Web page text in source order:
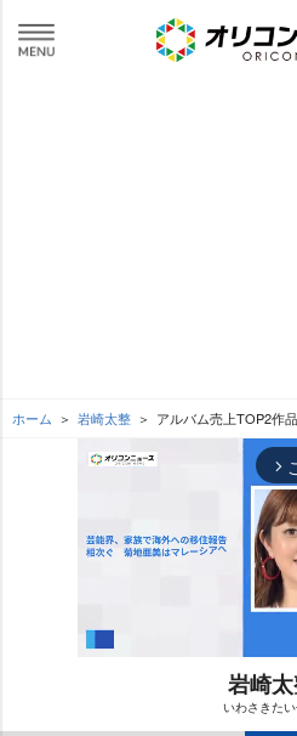
ホーム 崎太整 アルバム売上TOP2作品
arrow_forward_ios
崎太
いわさきた